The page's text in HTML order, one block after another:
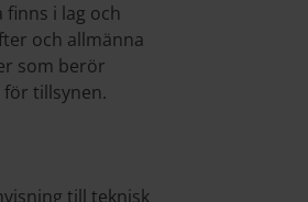
i lag och
och allmänna
som berör
tillsynen.
till teknisk